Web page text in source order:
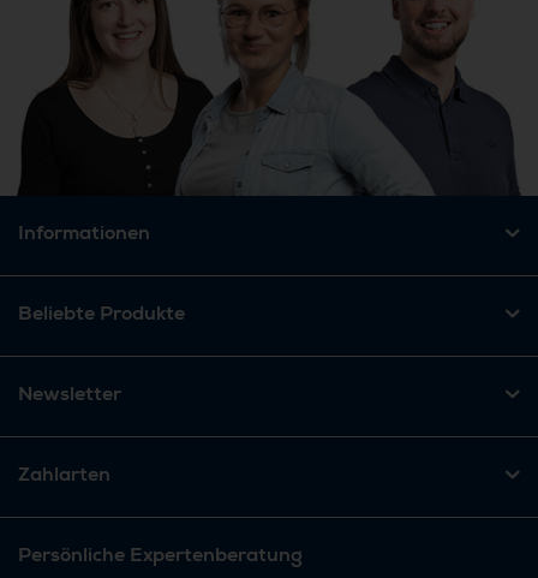
Informationen
Beliebte Produkte
Newsletter
Zahlarten
Persönliche Expertenberatung